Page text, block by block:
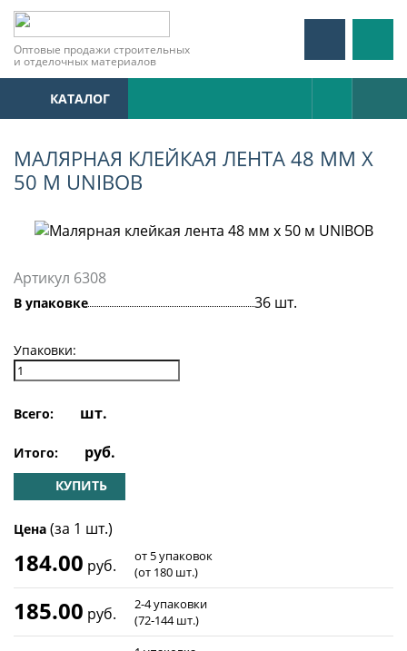
Оптовые продажи строительных
и отделочных материалов
КАТАЛОГ
МАЛЯРНАЯ КЛЕЙКАЯ ЛЕНТА 48 ММ Х
50 М UNIBOB
Артикул 6308
В упаковке 36 шт.
Упаковки:
Всего: шт.
Итого: руб.
КУПИТЬ
Цена (за 1 шт.)
184.00 руб.
от 5 упаковок
(от 180 шт.)
185.00 руб.
2-4 упаковки
(72-144 шт.)